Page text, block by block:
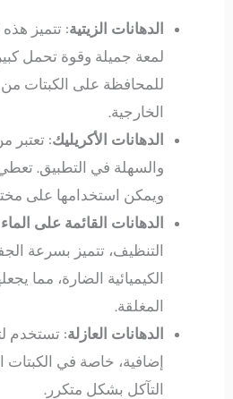
الدهانات الزيتية: تتميز
لمعة جميلة وقوة تحمل
للمحافظة على الكبتات من
الخارجية.
الدهانات الأكريليك: تعتبر
والسهلة في التطبيق. تعطي
ويمكن استخدامها على
الدهانات القائمة على الماء
التنظيف، تتميز بسرعة
الكيميائية الضارة، مما
المغلقة.
الدهانات العازلة: تستخدم
إضافية، خاصة في الكبتات
التآكل بشكل متكرر.